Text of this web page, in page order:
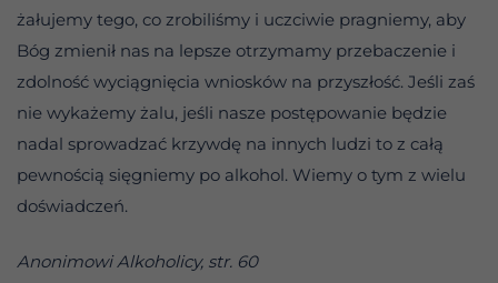
żałujemy tego, co zrobiliśmy i uczciwie pragniemy, aby
Bóg zmienił nas na lepsze otrzymamy przebaczenie i
zdolność wyciągnięcia wniosków na przyszłość. Jeśli zaś
nie wykażemy żalu, jeśli nasze postępowanie będzie
nadal sprowadzać krzywdę na innych ludzi to z całą
pewnością sięgniemy po alkohol. Wiemy o tym z wielu
doświadczeń.
Anonimowi Alkoholicy, str. 60